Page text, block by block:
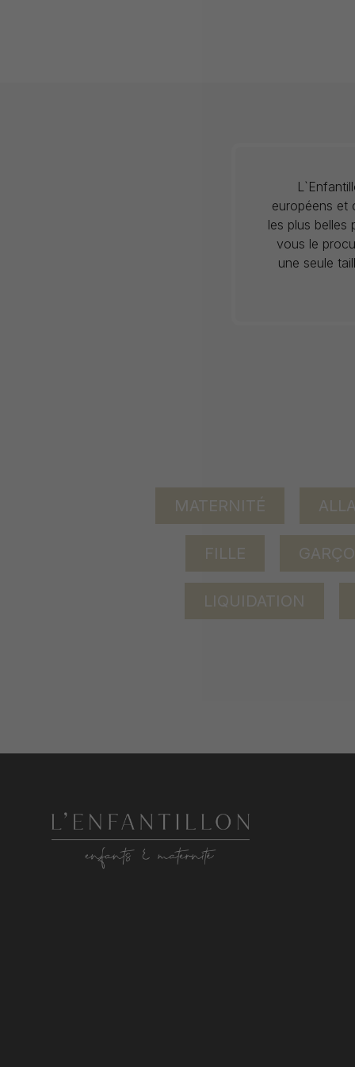
européens et
les plus belles
vous le
une seule
MATERNITÉ
FILLE
LIQUIDATION